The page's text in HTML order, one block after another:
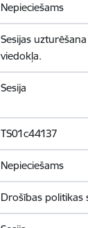
Nepieciešams
Sesijas
viedokļa.
Sesija
TS01c44137
Nepieciešams
Drošības politikas